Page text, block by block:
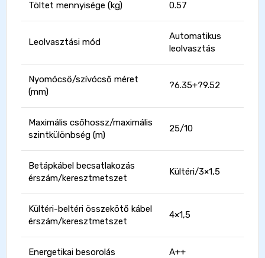
Töltet mennyisége (kg) 0.57
Leolvasztási mód
Automatikus
leolvasztás
Nyomócső/szívócső méret
(mm)
?6.35+?9.52
Maximális csőhossz/maximális
szintkülönbség (m)
25/10
Betápkábel becsatlakozás
érszám/keresztmetszet
Kültéri/3×1,5
Kültéri-beltéri összekötő kábel
érszám/keresztmetszet
4×1,5
Energetikai besorolás A++